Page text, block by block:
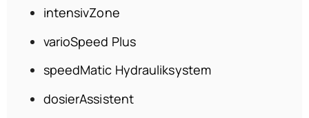
intensivZone
varioSpeed Plus
speedMatic Hydrauliksystem
dosierAssistent